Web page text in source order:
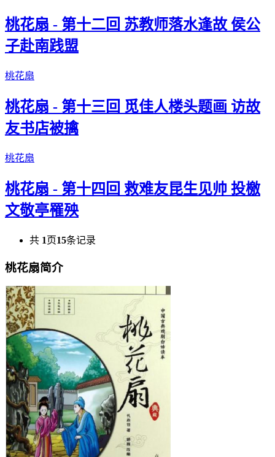
桃花扇 - 第十二回 苏教师落水逢故 侯公
子赴南践盟
桃花扇
桃花扇 - 第十三回 觅佳人楼头题画 访故
友书店被擒
桃花扇
桃花扇 - 第十四回 救难友昆生见帅 投檄
文敬亭罹殃
共 1页15条记录
桃花扇简介